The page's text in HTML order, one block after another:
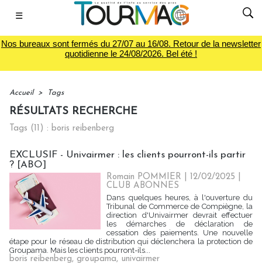
☰
Nos bureaux sont fermés du 27/07 au 16/08. Retour de la newsletter
quotidienne le 24/08/2026. Bel été !
Accueil > Tags
RÉSULTATS RECHERCHE
Tags (11) : boris reibenberg
EXCLUSIF - Univairmer : les clients pourront-ils partir
? [ABO]
Romain POMMIER | 12/02/2025
CLUB ABONNES
Dans quelques heures, à l'ouverture du
Tribunal de Commerce de Compiègne, la
direction d'Univairmer devrait effectuer
les démarches de déclaration de
cessation des paiements. Une nouvelle
étape pour le réseau de distribution qui déclenchera la protection de
Groupama. Mais les clients pourront-ils...
boris reibenberg, groupama, univairmer